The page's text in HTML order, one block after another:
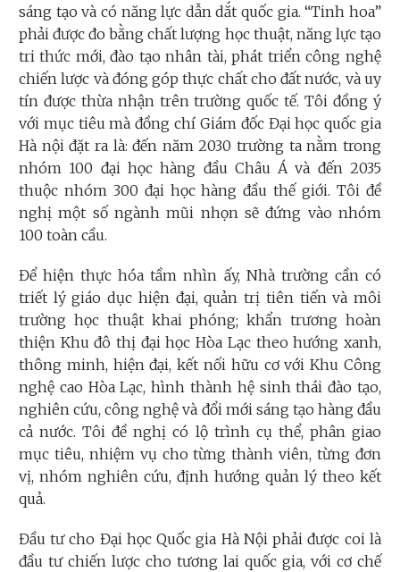
sáng tạo và có năng lực dẫn dắt quốc gia. “Tinh hoa”
phải được đo bằng chất lượng học thuật, năng lực tạo
tri thức mới, đào tạo nhân tài, phát triển công nghệ
chiến lược và đóng góp thực chất cho đất nước, và uy
tín được thừa nhận trên trường quốc tế. Tôi đồng ý
với mục tiêu mà đồng chí Giám đốc Đại học quốc gia
Hà nội đặt ra là: đến năm 2030 trường ta nằm trong
nhóm 100 đại học hàng đầu Châu Á và đến 2035
thuộc nhóm 300 đại học hàng đầu thế giới. Tôi đề
nghị một số ngành mũi nhọn sẽ đứng vào nhóm
100 toàn cầu.
Để hiện thực hóa tầm nhìn ấy, Nhà trường cần có
triết lý giáo dục hiện đại, quản trị tiên tiến và môi
trường học thuật khai phóng; khẩn trương hoàn
thiện Khu đô thị đại học Hòa Lạc theo hướng xanh,
thông minh, hiện đại, kết nối hữu cơ với Khu Công
nghệ cao Hòa Lạc, hình thành hệ sinh thái đào tạo,
nghiên cứu, công nghệ và đổi mới sáng tạo hàng đầu
cả nước. Tôi đề nghị có lộ trình cụ thể, phân giao
mục tiêu, nhiệm vụ cho từng thành viên, từng đơn
vị, nhóm nghiên cứu, định hướng quản lý theo kết
quả.
Đầu tư cho Đại học Quốc gia Hà Nội phải được coi là
đầu tư chiến lược cho tương lai quốc gia, với cơ chế